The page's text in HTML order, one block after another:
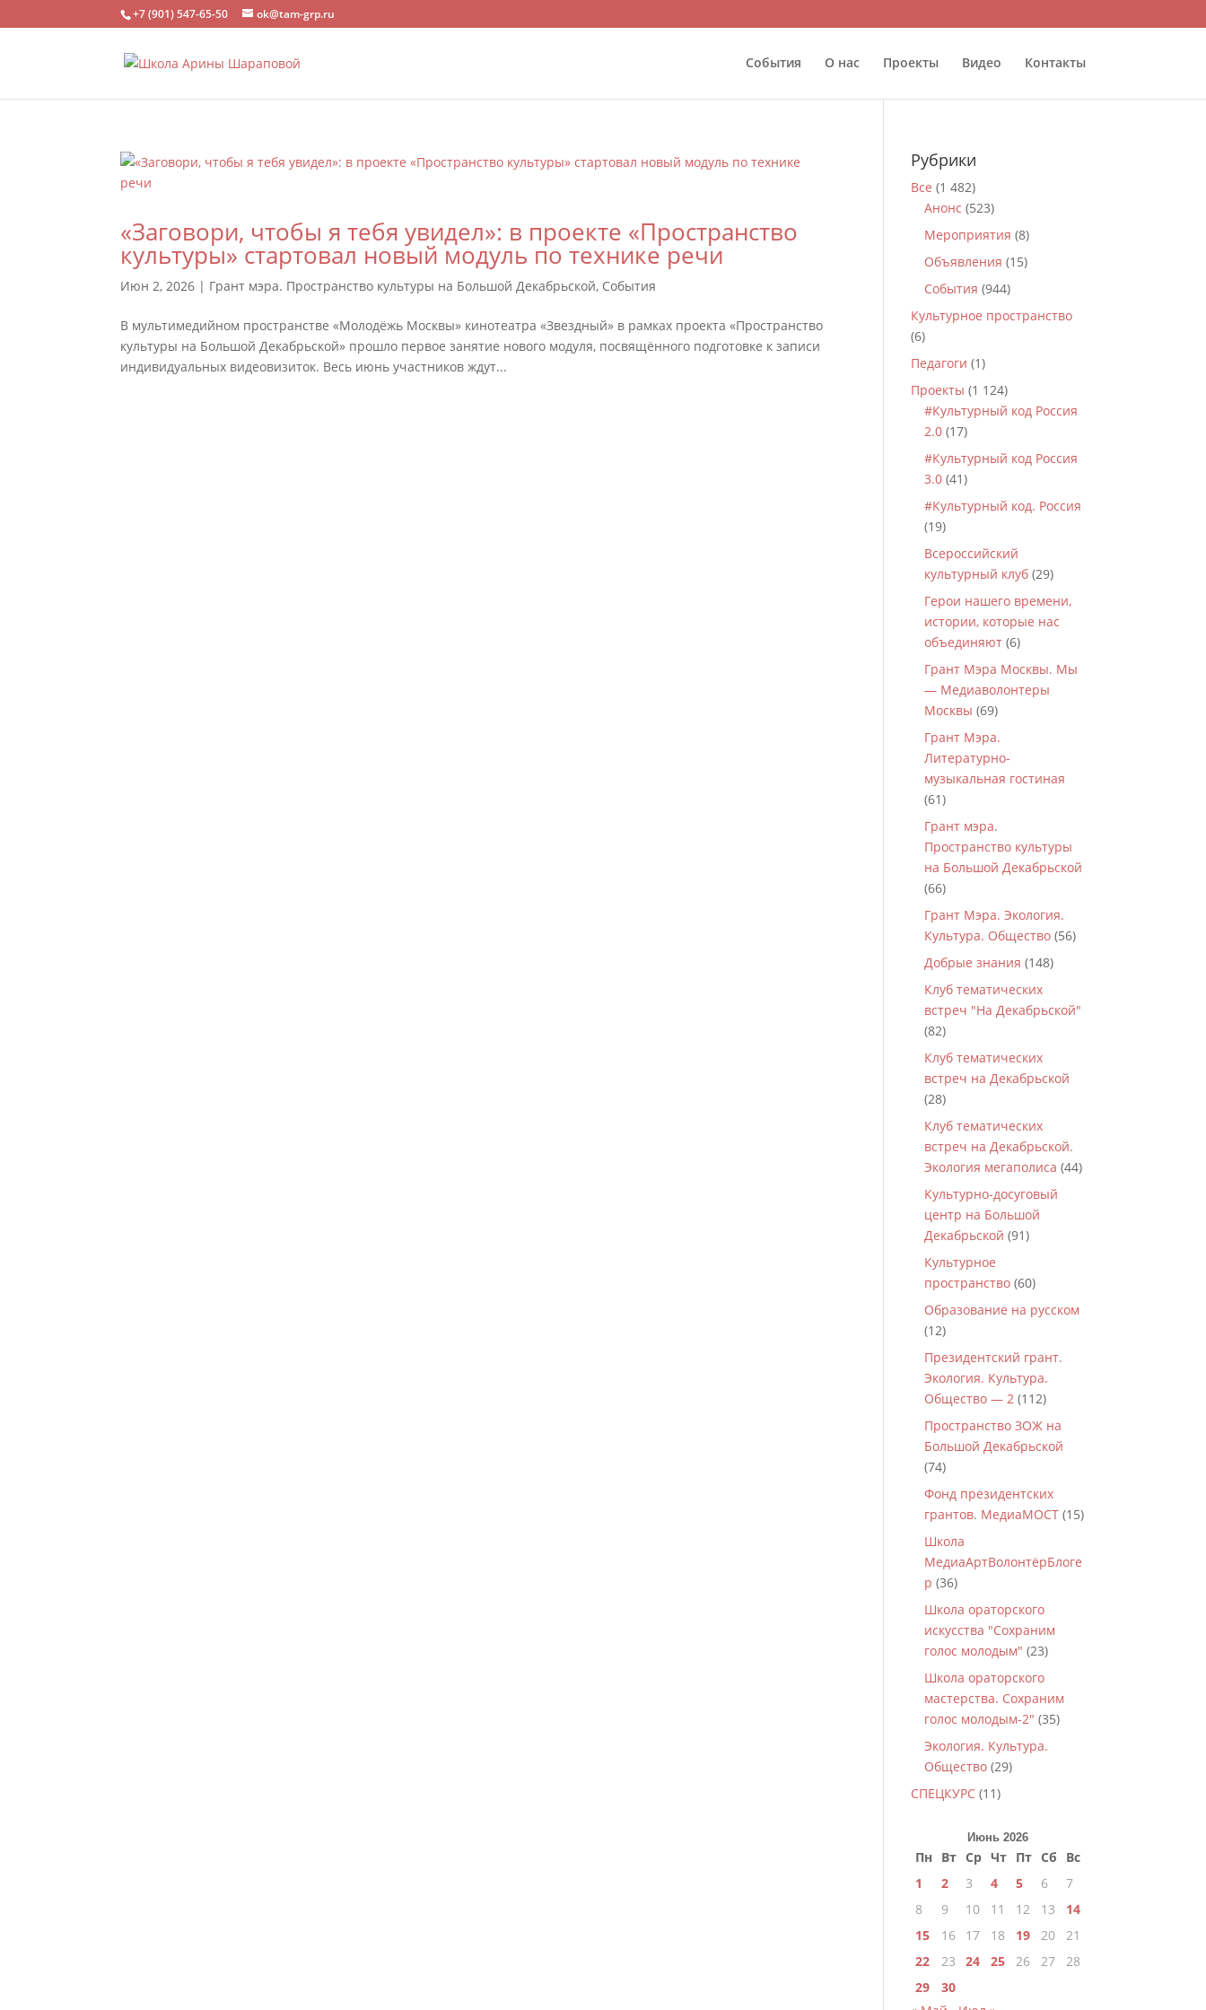
+7 (901) 547-65-50 ok@tam-grp.ru
События О нас Проекты Видео Контакты
«Заговори, чтобы я тебя увидел»: в проекте «Пространство
культуры» стартовал новый модуль по технике речи
Июн 2, 2026 | Грант мэра. Пространство культуры на Большой Декабрьской, События
В мультимедийном пространстве «Молодёжь Москвы» кинотеатра «Звездный» в рамках проекта «Пространство
культуры на Большой Декабрьской» прошло первое занятие нового модуля, посвящённого подготовке к записи
индивидуальных видеовизиток. Весь июнь участников ждут...
Рубрики
Все (1 482)
Анонс (523)
Мероприятия (8)
Объявления (15)
События (944)
Культурное пространство
(6)
Педагоги (1)
Проекты (1 124)
#Культурный код Россия
2.0 (17)
#Культурный код Россия
3.0 (41)
#Культурный код. Россия
(19)
Всероссийский
культурный клуб (29)
Герои нашего времени,
истории, которые нас
объединяют (6)
Грант Мэра Москвы. Мы
— Медиаволонтеры
Москвы (69)
Грант Мэра.
Литературно-
музыкальная гостиная
(61)
Грант мэра.
Пространство культуры
на Большой Декабрьской
(66)
Грант Мэра. Экология.
Культура. Общество (56)
Добрые знания (148)
Клуб тематических
встреч "На Декабрьской"
(82)
Клуб тематических
встреч на Декабрьской
(28)
Клуб тематических
встреч на Декабрьской.
Экология мегаполиса (44)
Культурно-досуговый
центр на Большой
Декабрьской (91)
Культурное
пространство (60)
Образование на русском
(12)
Президентский грант.
Экология. Культура.
Общество — 2 (112)
Пространство ЗОЖ на
Большой Декабрьской
(74)
Фонд президентских
грантов. МедиаМОСТ (15)
Школа
МедиаАртВолонтёрБлоге
р (36)
Школа ораторского
искусства "Сохраним
голос молодым" (23)
Школа ораторского
мастерства. Сохраним
голос молодым-2" (35)
Экология. Культура.
Общество (29)
СПЕЦКУРС (11)
Июнь 2026
Пн Вт Ср Чт Пт Сб
Вс
1
2 3 4 5 6
7
8
9 10 11 12 13
14
15
16 17 18 19 20
21
22
23 24 25 26 27
28
29
30